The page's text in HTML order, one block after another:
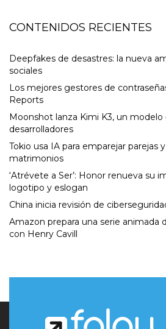
CONTENIDOS RECIENTES
Deepfakes de desastres: la nueva
sociales
Los mejores gestores de
Reports
Moonshot lanza Kimi K3, un modelo
desarrolladores
Tokio usa IA para emparejar parejas
matrimonios
‘Atrévete a Ser’: Honor renueva su
logotipo y eslogan
China inicia revisión de
Amazon prepara una serie
con Henry Cavill